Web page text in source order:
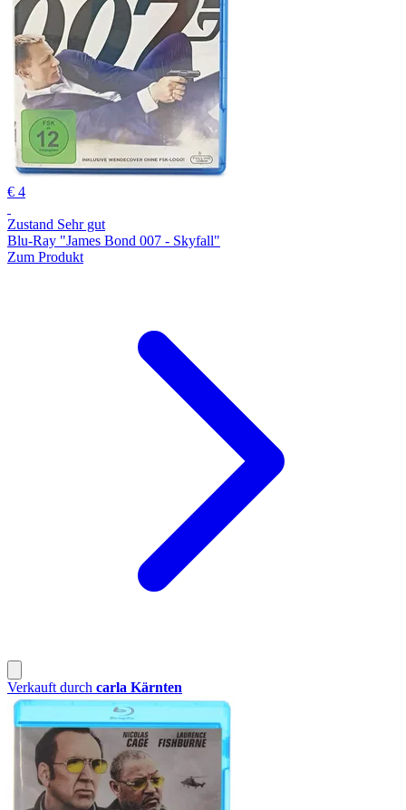
€ 4
Zustand Sehr gut
Blu-Ray "James Bond 007 - Skyfall"
Zum Produkt
Verkauft durch carla Kärnten